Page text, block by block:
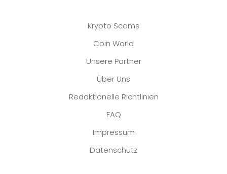
Krypto Scams
Coin World
Unsere Partner
Über Uns
Redaktionelle Richtlinien
FAQ
Impressum
Datenschutz